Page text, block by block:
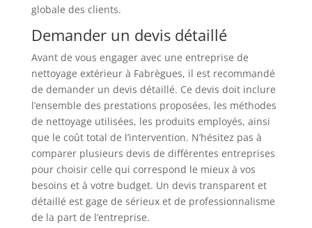
globale des clients.
Demander un devis détaillé
Avant de vous engager avec une entreprise de
nettoyage extérieur à Fabrègues, il est recommandé
de demander un devis détaillé. Ce devis doit inclure
l’ensemble des prestations proposées, les méthodes
de nettoyage utilisées, les produits employés, ainsi
que le coût total de l’intervention. N’hésitez pas à
comparer plusieurs devis de différentes entreprises
pour choisir celle qui correspond le mieux à vos
besoins et à votre budget. Un devis transparent et
détaillé est gage de sérieux et de professionnalisme
de la part de l’entreprise.